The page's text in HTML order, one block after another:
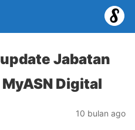
Jabatan
Digital
10 bulan ago